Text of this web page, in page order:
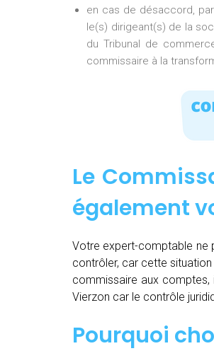
en cas de désaccord,
le(s) dirigeant(s) de la
du Tribunal de
commissaire à la
Le
également
Votre expert-comptable ne
contrôler, car cette
commissaire aux
Vierzon car le contrôle
Pourquoi